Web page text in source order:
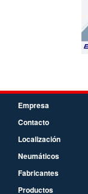
Empresa
Contacto
Localización
Neumáticos
Fabricantes
Productos